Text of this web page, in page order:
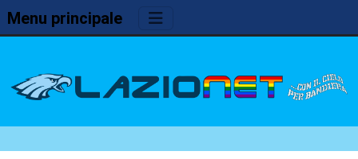
Menu principale